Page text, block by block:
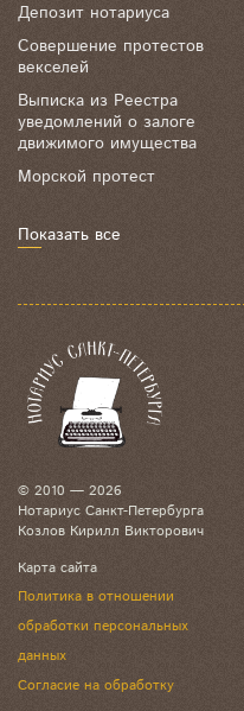
Депозит нотариуса
Совершение протестов
векселей
Выписка из Реестра
уведомлений о залоге
движимого имущества
Морской протест
Показать все
© 2010 — 2026
Нотариус Санкт-Петербурга
Козлов Кирилл Викторович
Карта сайта
Политика в отношении
обработки персональных
данных
Согласие на обработку